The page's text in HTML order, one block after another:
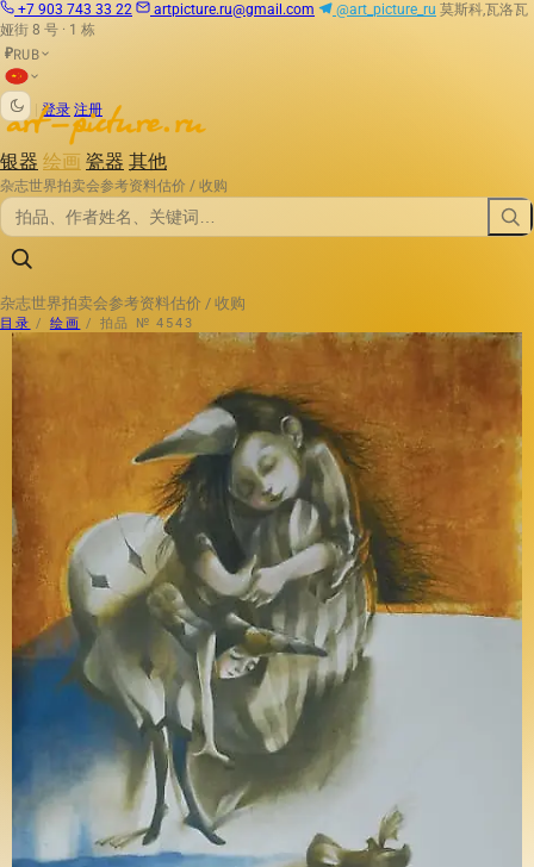
+7 903 743 33 22 artpicture.ru@gmail.com @art_picture_ru 莫斯科,瓦洛瓦
娅街 8 号 · 1 栋
₽RUB
登录 注册
银器 绘画 瓷器 其他
杂志世界拍卖会参考资料估价 / 收购
杂志世界拍卖会参考资料估价 / 收购
目录 / 绘画 / 拍品 № 4543